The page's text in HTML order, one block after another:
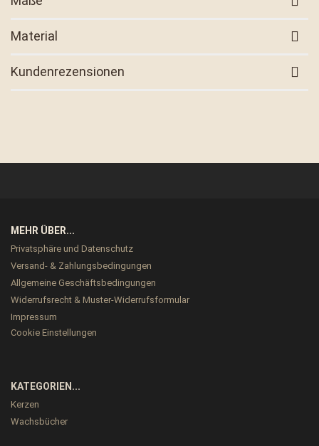
Material
Kundenrezensionen
MEHR ÜBER...
Privatsphäre und Datenschutz
Versand- & Zahlungsbedingungen
Allgemeine Geschäftsbedingungen
Widerrufsrecht & Muster-Widerrufsformular
Impressum
Cookie Einstellungen
KATEGORIEN...
Kerzen
Wachsbücher